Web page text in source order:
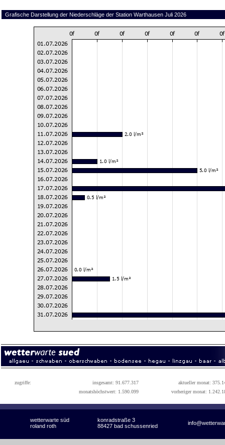
Grafische Darstellung der Niederschläge der Station Warthausen Juli 2026
zugriffe: insgesamt: 91.677.317
aktueller monat:
monatshöchstwert: 1.590.099
vorheriger monat:
wetterwarte süd konradstraße 3
roland roth 88427 bad schussenried